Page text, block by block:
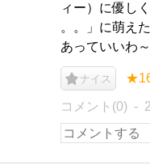
ィー）に優し
。。」に萌え
あっていいわ
ナイス
コメント(0)